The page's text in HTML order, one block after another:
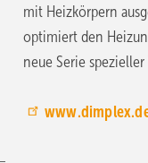
mit Heizkörpern
optimiert den
neue Serie